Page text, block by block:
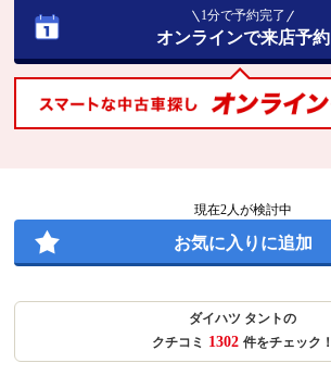
1分で予約完了
オンラインで来店予約
現在2人が検討中
お気に入りに追加
ダイハツ タントの
クチコミ 1302 件をチェック！